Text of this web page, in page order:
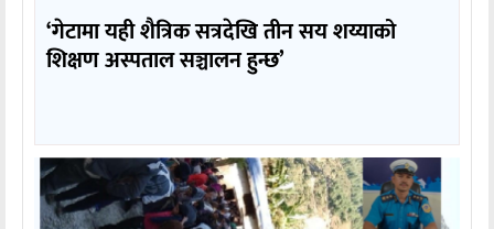
‘गेटामा यही शैत्रिक सत्रदेखि तीन सय शय्याको
शिक्षण अस्पताल सञ्चालन हुन्छ’